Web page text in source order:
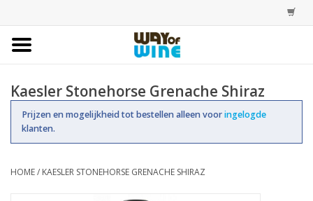
Bestellingen
Assortiment
Kaesler Stonehorse Grenache Shiraz
Prijzen en mogelijkheid tot bestellen alleen vooringelogde
klanten.
HOME/ KAESLER STONEHORSE GRENACHE SHIRAZ